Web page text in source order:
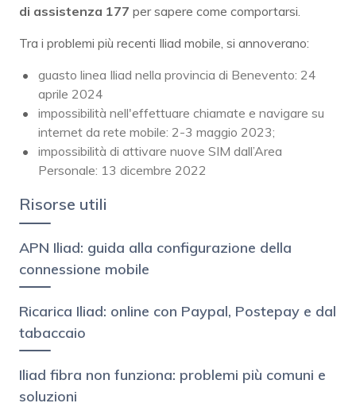
di assistenza 177 per sapere come comportarsi.
Tra i problemi più recenti Iliad mobile, si annoverano:
guasto linea Iliad nella provincia di Benevento: 24
aprile 2024
impossibilità nell'effettuare chiamate e navigare su
internet da rete mobile: 2-3 maggio 2023;
impossibilità di attivare nuove SIM dall’Area
Personale: 13 dicembre 2022
Risorse utili
APN Iliad: guida alla configurazione della
connessione mobile
Ricarica Iliad: online con Paypal, Postepay e dal
tabaccaio
Iliad fibra non funziona: problemi più comuni e
soluzioni